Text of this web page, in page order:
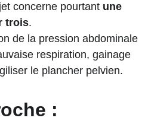
concerne pourtant une
trois.
de la pression abdominale
respiration, gainage
le plancher pelvien.
: